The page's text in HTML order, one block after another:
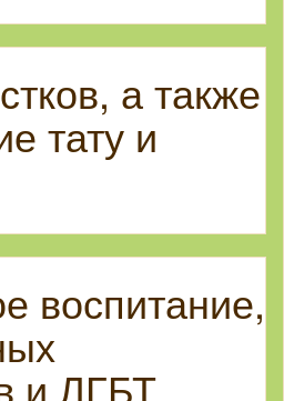
а также
тату и
воспитание,
и ЛГБТ